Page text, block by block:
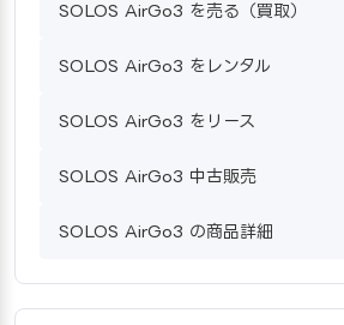
SOLOS AirGo3 を売る（買取）
SOLOS AirGo3 をレンタル
SOLOS AirGo3 をリース
SOLOS AirGo3 中古販売
SOLOS AirGo3 の商品詳細